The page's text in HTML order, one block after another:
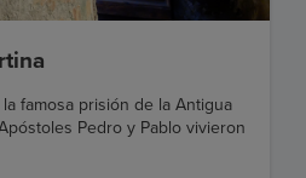
famosa prisión de la Antigua
Pedro y Pablo vivieron